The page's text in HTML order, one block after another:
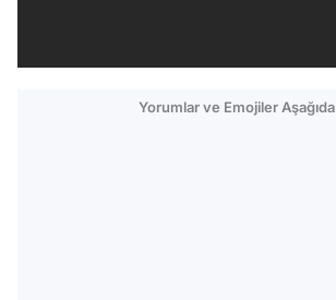
Yorumlar ve Emojiler Aşağıda